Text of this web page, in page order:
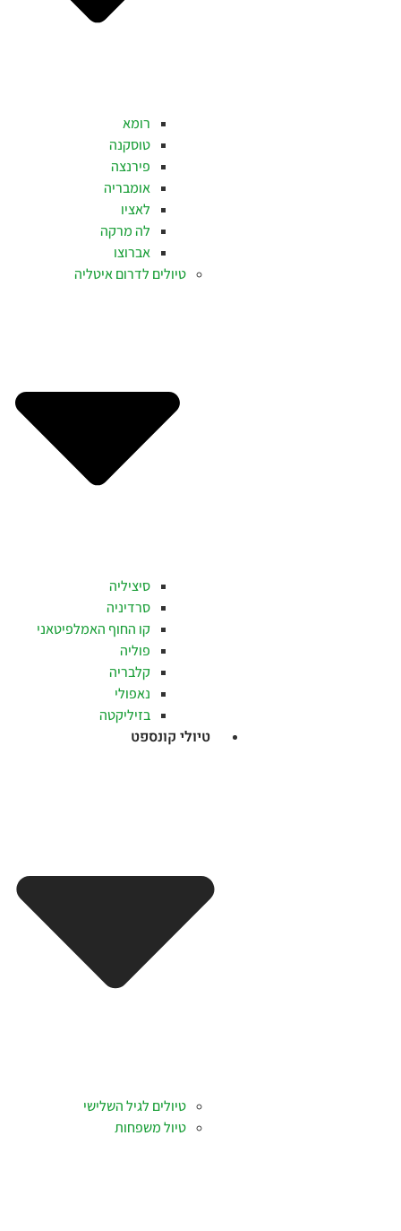
רומא
טוסקנה
פירנצה
אומבריה
לאציו
לה מרקה
אברוצו
טיולים לדרום איטליה
סיציליה
סרדיניה
קו החוף האמלפיטאני
פוליה
קלבריה
נאפולי
בזיליקטה
טיולי קונספט
טיולים לגיל השלישי
טיול משפחות